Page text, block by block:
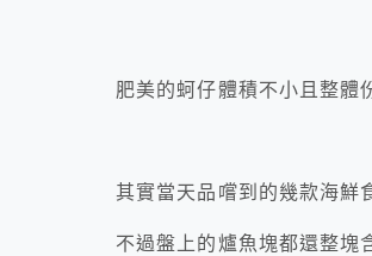
肥美的蚵仔體積不小且整體
其實當天品嚐到的幾款海鮮
不過盤上的爐魚塊都還整塊